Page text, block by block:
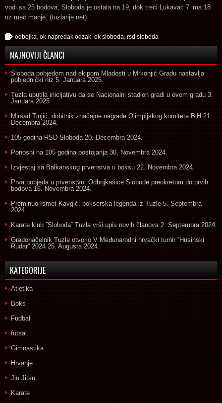
vodi sa 25 bodova, Sloboda je ostala na 19, dok treći Lukavac 7 ima 18
uz meč manje. (tuzlarije.net)
odbojka ok napredak odzak ok sloboda rsd sloboda
NAJNOVIJI ČLANCI
Sloboda pobjedom nad ekipom Mladosti u Mrkonjić Gradu nastavlja
pobjednički niz 5. Januara 2025.
Tuzla uputila inicijativu da se Nacionalni stadion gradi u ovom gradu 3.
Januara 2025.
Mirsad Tinjić, dobitnik značajne nagrade Olimpijskog komiteta BiH 21.
Decembra 2024.
105 godina RSD Sloboda 20. Decembra 2024.
Ponosni na 105 godina postojanja 30. Novembra 2024.
Izvjestaj sa Balkanskog prvenstva u boksu 22. Novembra 2024.
Prva pobjeda u prvenstvu: Odbojkašice Slobode preokretom do prvih
bodova 16. Novembra 2024.
Preminuo Ismet Kavgić, bokserska legenda iz Tuzle 5. Septembra
2024.
Karate klub ˝Sloboda˝ Tuzla vrši upis novih članova 2. Septembra 2024.
Gradonačelnik Tuzle otvorio V Međunarodni hrvački turnir “Husinski
Rudar” 2024 25. Augusta 2024.
KATEGORIJE
Atletika
Boks
Fudbal
futsal
Gimnastika
Hrvanje
Jiu Jitsu
Karate